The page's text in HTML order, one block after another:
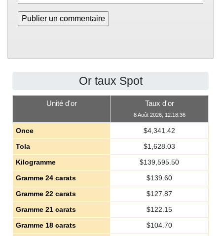
Or taux Spot
Unité d'or Taux d'or
8 Août 2026, 12:18:36
Once $4,341.42
Tola
$1,628.03
Kilogramme
$139,595.50
Gramme 24 carats
$139.60
Gramme 22 carats
$127.87
Gramme 21 carats
$122.15
Gramme 18 carats
$104.70